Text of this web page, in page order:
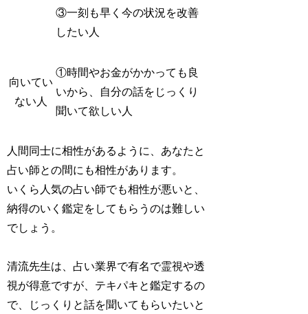
③一刻も早く今の状況を改善
したい人
向いてい
ない人
①時間やお金がかかっても良
いから、自分の話をじっくり
聞いて欲しい人
人間同士に相性があるように、あなたと
占い師との間にも相性があります。
いくら人気の占い師でも相性が悪いと、
納得のいく鑑定をしてもらうのは難しい
でしょう。
清流先生は、占い業界で有名で霊視や透
視が得意ですが、 テキパキと鑑定するの
で、じっくりと話を聞いてもらいたいと